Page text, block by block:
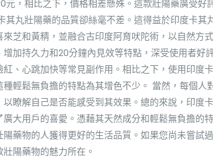
，相比之下，價格相差懸殊。這款壯陽藥廣受好
丸壯陽藥的品質卻絲毫不差。這得益於印度卡其
芝和黃精，並融合古印度阿育吠陀術，以自然方
加持久力和20分鐘內見效等特點，深受使用者好
、心跳加快等常見副作用。相比之下，使用印度
輕鬆無負擔的特點為其增色不少。 當然，每個人
瞭解自己是否能感受到其效果。總的來說，印度
大用戶的喜愛。憑藉其天然成分和輕鬆無負擔的
藥物的人獲得更好的生活品質。如果您尚未嘗試
陽藥物的魅力所在。